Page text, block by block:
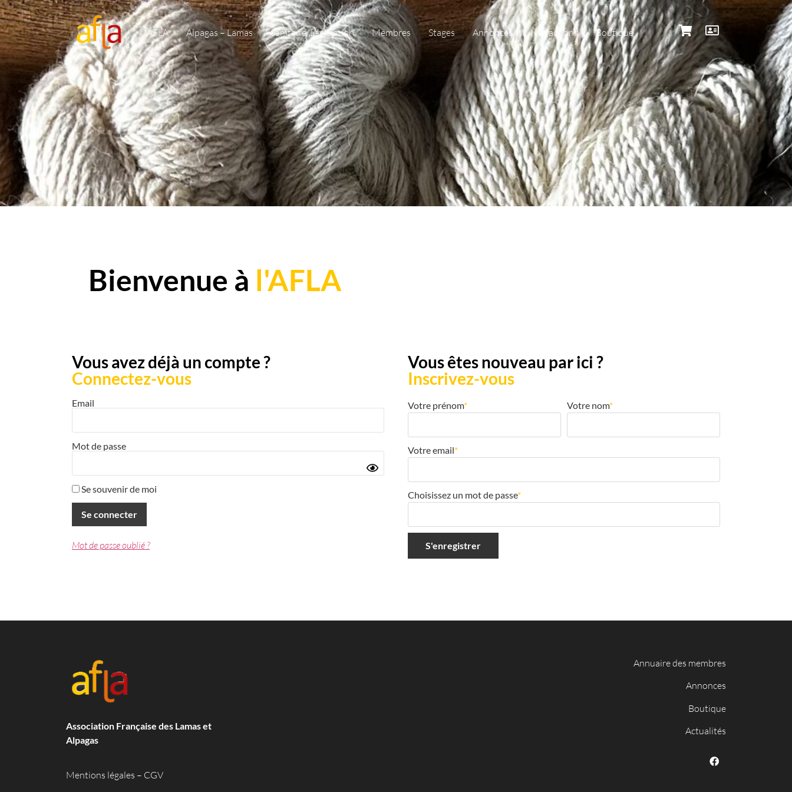
AFLA Alpagas – Lamas Sanitaire/Législation Membres Stages Annonces Nos actions Boutique
Bienvenue à l'AFLA
Vous avez déjà un compte ?
Connectez-vous
Email
Mot de passe
Se souvenir de moi
Mot de passe oublié ?
Vous êtes nouveau par ici ?
Inscrivez-vous
Votre prénom* Votre nom*
Votre email*
Choisissez un mot de passe*
S'enregistrer
Association Française des Lamas et
Alpagas
Mentions légales – CGV
Annuaire des membres
Annonces
Boutique
Actualités